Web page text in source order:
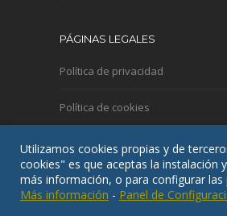
PÁGINAS LEGALES
Política de privacidad
Política de cookies
Aviso legal
Utilizamos cookies propias y de
cookies" es que aceptas la instalación
más información, o para configurar las
Más información - Panel de